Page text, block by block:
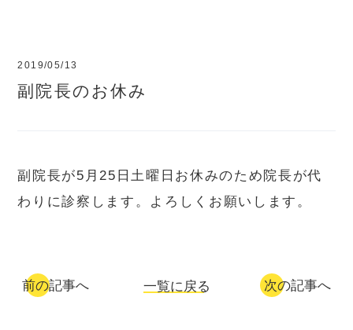
2019/05/13
副院長のお休み
副院長が5月25日土曜日お休みのため院長が代
わりに診察します。よろしくお願いします。
前の記事へ 一覧に戻る 次の記事へ